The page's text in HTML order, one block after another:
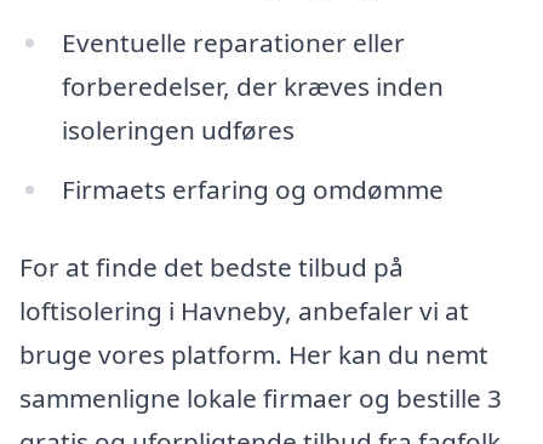
Eventuelle reparationer eller
forberedelser, der kræves inden
isoleringen udføres
Firmaets erfaring og omdømme
For at finde det bedste tilbud på
loftisolering i Havneby, anbefaler vi at
bruge vores platform. Her kan du nemt
sammenligne lokale firmaer og bestille 3